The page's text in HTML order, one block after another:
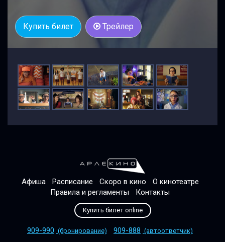
Купить билет Трейлер
Афиша Расписание Скоро в кино
О кинотеатре
Правила и регламенты
Контакты
Купить билет online
909-990 (бронирование) 909-888 (автоответчик)